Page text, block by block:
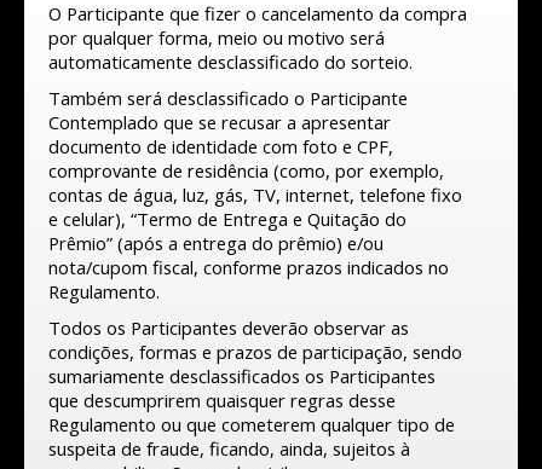
O Participante que fizer o cancelamento da compra
por qualquer forma, meio ou motivo será
automaticamente desclassificado do sorteio.
Também será desclassificado o Participante
Contemplado que se recusar a apresentar
documento de identidade com foto e CPF,
comprovante de residência (como, por exemplo,
contas de água, luz, gás, TV, internet, telefone fixo
e celular), “Termo de Entrega e Quitação do
Prêmio” (após a entrega do prêmio) e/ou
nota/cupom fiscal, conforme prazos indicados no
Regulamento.
Todos os Participantes deverão observar as
condições, formas e prazos de participação, sendo
sumariamente desclassificados os Participantes
que descumprirem quaisquer regras desse
Regulamento ou que cometerem qualquer tipo de
suspeita de fraude, ficando, ainda, sujeitos à